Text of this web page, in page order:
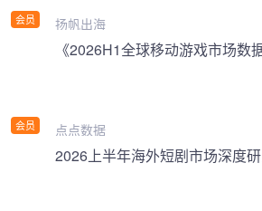
会员 扬帆出海
会员
《2026H1全球移动游戏市场数
点点数据
2026上半年海外短剧市场深度